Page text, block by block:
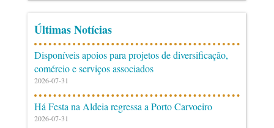
Últimas Notícias
Disponíveis apoios para projetos de diversificação,
comércio e serviços associados
2026-07-31
Há Festa na Aldeia regressa a Porto Carvoeiro
2026-07-31